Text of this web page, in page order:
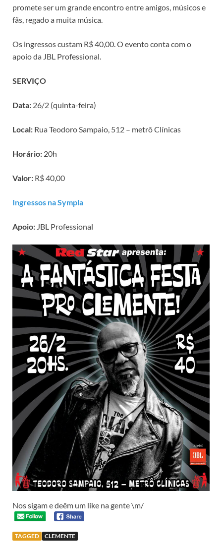
promete ser um grande encontro entre amigos, músicos e
fãs, regado a muita música.
Os ingressos custam R$ 40,00. O evento conta com o
apoio da JBL Professional.
SERVIÇO
Data: 26/2 (quinta-feira)
Local: Rua Teodoro Sampaio, 512 – metrô Clínicas
Horário: 20h
Valor: R$ 40,00
Ingressos na Sympla
Apoio: JBL Professional
Nos sigam e deêm um like na gente \m/
TAGGED CLEMENTE